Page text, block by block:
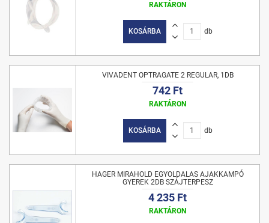
RAKTÁRON
KOSÁRBA db
VIVADENT OPTRAGATE 2 REGULAR, 1DB
742 Ft
RAKTÁRON
KOSÁRBA db
HAGER MIRAHOLD EGYOLDALAS AJAKKAMPÓ
GYEREK 2DB SZÁJTERPESZ
4 235 Ft
RAKTÁRON